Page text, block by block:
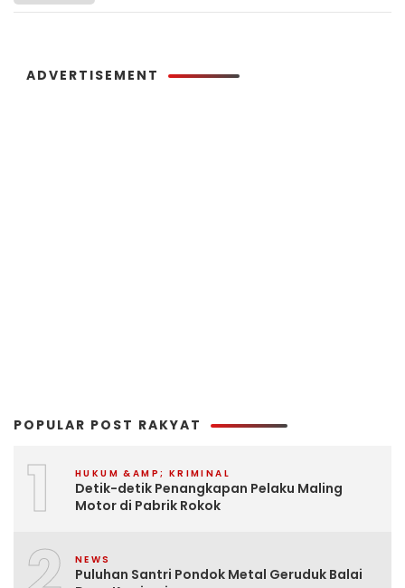
ADVERTISEMENT
POPULAR POST RAKYAT
1 HUKUM &AMP; KRIMINAL
Detik-detik Penangkapan Pelaku Maling
Motor di Pabrik Rokok
NEWS
Puluhan Santri Pondok Metal Geruduk Balai